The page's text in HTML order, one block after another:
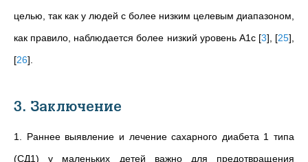
целью, так как у людей с более низким целевым диапазоном,
как правило, наблюдается более низкий уровень A1c [3] [25]
[26]
3. Заключение
1. Раннее выявление и лечение сахарного диабета 1 типа
(СД1) у маленьких детей важно для предотвращения